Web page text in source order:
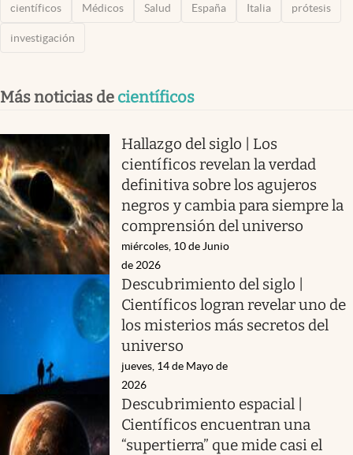
científicos Médicos Salud España Italia prótesis
investigación
Más noticias de científicos
Hallazgo del siglo | Los
científicos revelan la verdad
definitiva sobre los agujeros
negros y cambia para siempre la
comprensión del universo
miércoles, 10 de Junio
de 2026
Descubrimiento del siglo |
Científicos logran revelar uno de
los misterios más secretos del
universo
jueves, 14 de Mayo de
2026
Descubrimiento espacial |
Científicos encuentran una
“supertierra” que mide casi el